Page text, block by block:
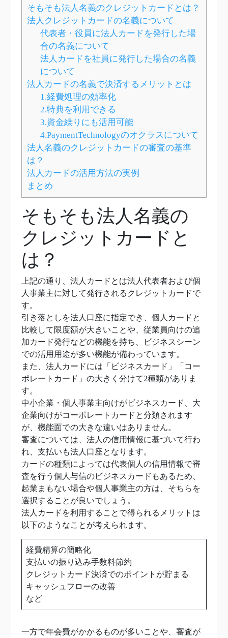
そもそも法人名義のクレジットカードとは？
法人クレジットカードの名義について
代表者・役員に法人カードを発行した場
合の名義について
法人カードを社員に発行した場合の名義
について
法人カードの名義で決済するメリットとは
1.経費処理の効率化
2.特典を利用できる
3.資金繰りにも活用可能
4.PaymentTechnologyのオクラスについて
法人名義のクレジットカードの審査の基準
は？
法人カードの活用方法の実例
まとめ
そもそも法人名義の
クレジットカードと
は？
上記の通り、法人カードとは法人代表者および個
人事業主に対して発行されるクレジットカードで
す。
引き落としを法人口座に指定でき、個人カードと
比較して限度額が大きいことや、従業員向けの追
加カード発行などの機能を持ち、ビジネスシーン
での活用用途が多い機能が備わっています。
また、法人カードには「ビジネスカード」「コー
ポレートカード」の大きく分けて2種類がありま
す。
中小企業・個人事業主向けがビジネスカード、大
企業向けがコーポレートカードと分類されます
が、機能面での大きな違いはありません。
審査については、法人の信用情報に基づいて行わ
れ、支払いも法人口座となります。
カードの種類によっては代表個人の信用情報で審
査を行う個人与信のビジネスカードもあるため、
起業まもない場合や個人事業主の方は、そちらを
選択することが良いでしょう。
法人カードを利用することで得られるメリットは
以下のようなことが考えられます。
経費精算の簡略化
支払いの振り込み手数料節約
クレジットカード決済でのポイントが貯まる
キャッシュフローの改善
など
一方で年会費がかかるものが多いことや、審査が